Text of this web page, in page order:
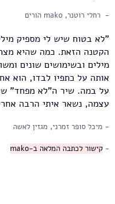
רחלי רוטנר, mako הורים
"לא בטוח שיש לי מספיק
הקטנה הזאת. כמה שהיא
מילים ובשימושים שונים
אותה על כתפיו לבדו, הוא
על במה. שיר ה"לא מפחד"
עצמה, נשאר איתי הרבה
מיכל סופר זמרני, מגזין לאשה
קישור לכתבה המלאה ב-mako